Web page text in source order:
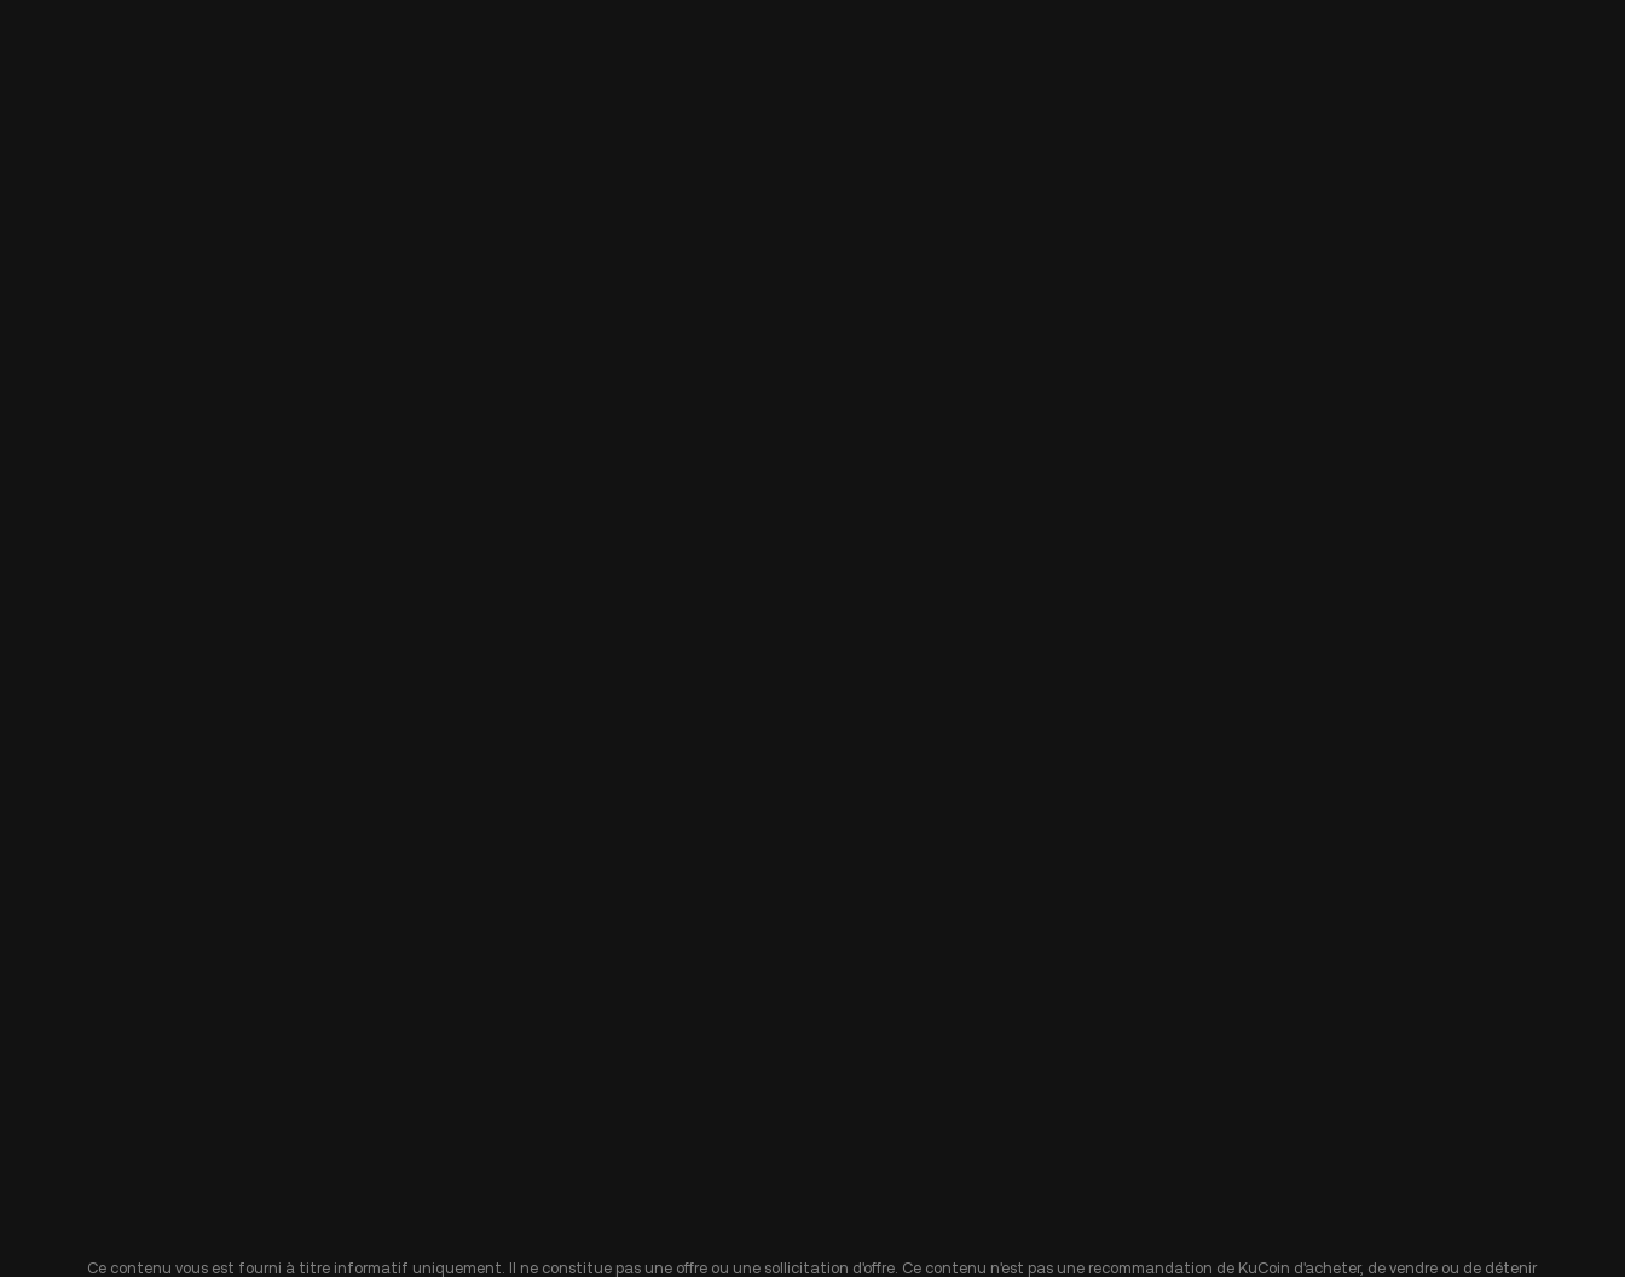
Ce contenu vous est fourni à titre informatif uniquement. Il ne constitue pas une offre ou une sollicitation d'offre. Ce contenu n'est pas une recommandation de KuCoin d'acheter, de vendre ou de détenir